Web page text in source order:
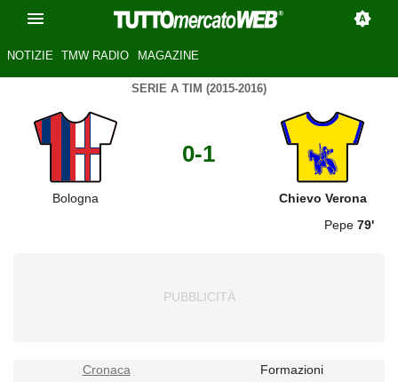
NOTIZIE TMW RADIO MAGAZINE
SERIE A TIM (2015-2016)
Bologna
0-1
Chievo Verona
Pepe 79'
Cronaca Formazioni